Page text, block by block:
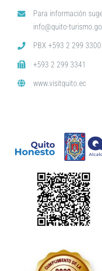
Para información
info@quito-
PBX +593 2 299
+593 2 299 3341
www.visitquito.ec